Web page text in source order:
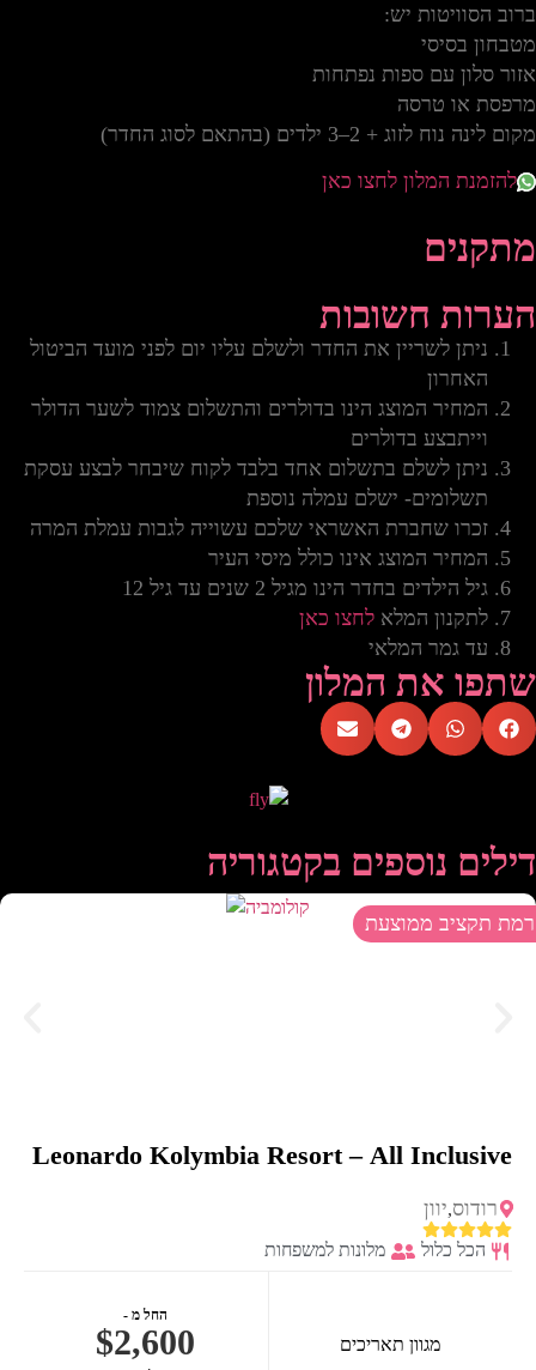
ברוב הסוויטות יש:
מטבחון בסיסי
אזור סלון עם ספות נפתחות
מרפסת או טרסה
מקום לינה נוח לזוג + 2–3 ילדים (בהתאם לסוג החדר)
להזמנת המלון לחצו כאן
מתקנים
הערות חשובות
ניתן לשריין את החדר ולשלם עליו יום לפני מועד הביטול
האחרון
המחיר המוצג הינו בדולרים והתשלום צמוד לשער הדולר
וייתבצע בדולרים
ניתן לשלם בתשלום אחד בלבד לקוח שיבחר לבצע עסקת
תשלומים- ישלם עמלה נוספת
זכרו שחברת האשראי שלכם עשוייה לגבות עמלת המרה
המחיר המוצג אינו כולל מיסי העיר
גיל הילדים בחדר הינו מגיל 2 שנים עד גיל 12
לתקנון המלא לחצו כאן
עד גמר המלאי
שתפו את המלון
דילים נוספים בקטגוריה
רמת תקציב ממוצעת
Leonardo Kolymbia Resort – All Inclusive
רודוס,יוון
הכל כלול מלונות למשפחות
מגוון תאריכים
החל מ -
$2,600